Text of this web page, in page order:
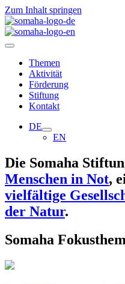
Zum Inhalt springen
Themen
Aktivität
Förderung
Stiftung
Kontakt
DE
EN
Die Somaha
Menschen in Not,
vielfältige
der Natur.
Somaha